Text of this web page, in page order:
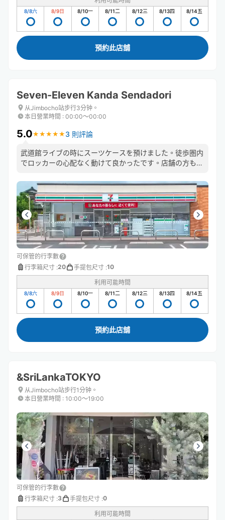
8/8六 8/9日 8/10一 8/11二 8/12三 8/13四 8/14五
預約此店舖
Seven-Eleven Kanda Sendadori
从Jimbocho站步行3分钟。
本日營業時間 : 00:00〜00:00
5.0★ ★ ★ ★ ★
★ ★ ★ ★ ★ 3 則評論
武道館ライブの時にスーツケースを預けました。徒歩圏内
でロッカーの心配なく動けて良かったです。店舗の方も丁
間が前後する可能性があることを伝えた時も快く問題ない
と答えてくださり安心できました。
可保管的行李數
行李箱尺寸 :20 手提包尺寸 :10
利用可能時間
8/8六 8/9日 8/10一 8/11二 8/12三 8/13四 8/14五
預約此店舖
&SriLankaTOKYO
从Jimbocho站步行1分钟。
本日營業時間 : 10:00〜19:00
可保管的行李數
行李箱尺寸 :3 手提包尺寸 :0
利用可能時間